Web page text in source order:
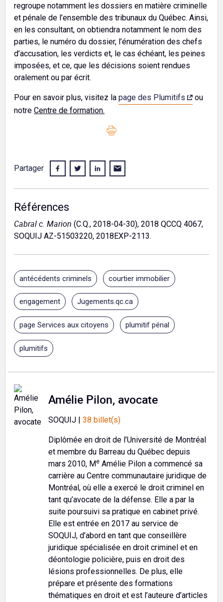
regroupe notamment les dossiers en matière criminelle
et pénale de l’ensemble des tribunaux du Québec. Ainsi,
en les consultant, on obtiendra notamment le nom des
parties, le numéro du dossier, l’énumération des chefs
d’accusation, les verdicts et, le cas échéant, les peines
imposées, et ce, que les décisions soient rendues
oralement ou par écrit.
Pour en savoir plus, visitez la page des Plumitifs
ou
notre Centre de formation.
Partager
Références
Cabral c. Marion (C.Q., 2018-04-30), 2018 QCCQ 4067,
SOQUIJ AZ-51503220, 2018EXP-2113.
antécédents criminels courtier immobilier
engagement Jugements.qc.ca
page Services aux citoyens plumitif pénal
plumitifs
Amélie Pilon, avocate
SOQUIJ |38 billet(s)
Diplômée en droit de l’Université de Montréal
et membre du Barreau du Québec depuis
mars 2010, Me Amélie Pilon a commencé sa
carrière au Centre communautaire juridique de
Montréal, où elle a exercé le droit criminel en
tant qu’avocate de la défense. Elle a par la
suite poursuivi sa pratique en cabinet privé.
Elle est entrée en 2017 au service de
SOQUIJ, d’abord en tant que conseillère
juridique spécialisée en droit criminel et en
déontologie policière, puis en droit des
lésions professionnelles. De plus, elle
prépare et présente des formations
thématiques en droit et est l’auteure d’articles